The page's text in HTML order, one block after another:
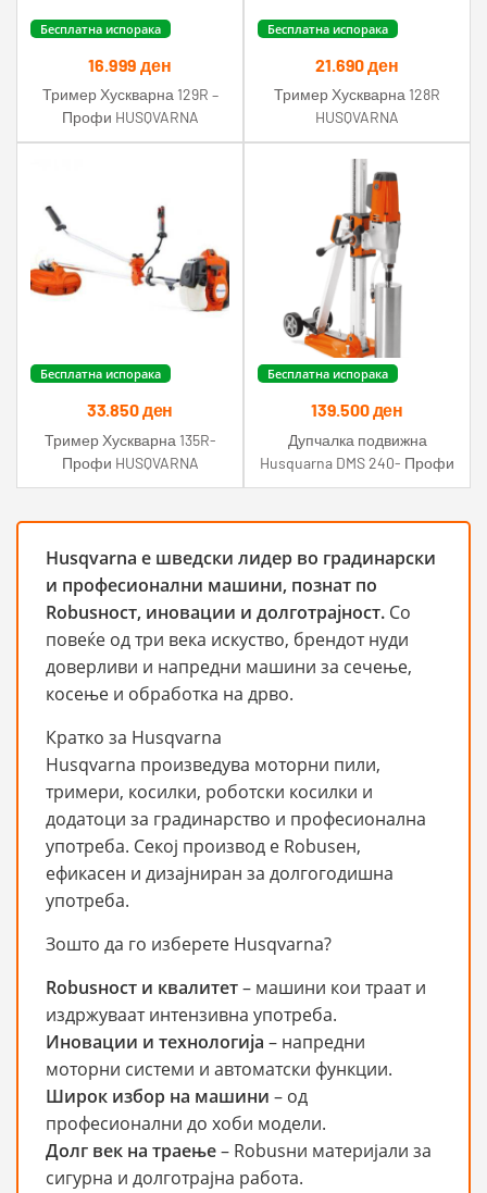
Бесплатна испорака
16.999 ден
Тример Хускварна 129R –
Профи HUSQVARNA
Бесплатна испорака
21.690 ден
Тример Хускварна 128R
HUSQVARNA
Бесплатна испорака
33.850ден
Тример Хускварна 135R-
Профи HUSQVARNA
Бесплатна испорака
139.500ден
Дупчалка подвижна
Husquarna DMS 240- Профи
HUSQVARNA
Husqvarna е шведски лидер во градинарски
и професионални машини, познат по
Robusност, иновации и долготрајност. Со
повеќе од три века искуство, брендот нуди
доверливи и напредни машини за сечење,
косење и обработка на дрво.
Кратко за Husqvarna
Husqvarna произведува моторни пили,
тримери, косилки, роботски косилки и
додатоци за градинарство и професионална
употреба. Секој производ е Robusен,
ефикасен и дизајниран за долгогодишна
употреба.
Зошто да го изберете Husqvarna?
Robusност и квалитет– машини кои траат и
издржуваат интензивна употреба.
Иновации и технологија – напредни
моторни системи и автоматски функции.
Широк избор на машини – од
професионални до хоби модели.
Долг век на траење– Robusни материјали за
сигурна и долготрајна работа.